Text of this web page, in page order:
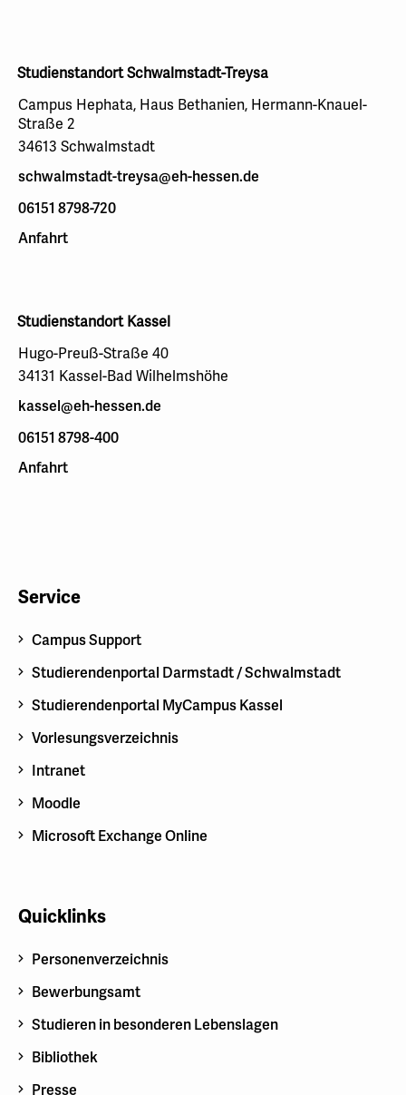
Studienstandort Schwalmstadt-Treysa
Campus Hephata, Haus Bethanien, Hermann-Knauel-
Straße 2
34613 Schwalmstadt
schwalmstadt-treysa@eh-hessen.de
06151 8798-720
Anfahrt
Studienstandort Kassel
Hugo-Preuß-Straße 40
34131 Kassel-Bad Wilhelmshöhe
kassel@eh-hessen.de
06151 8798-400
Anfahrt
Service
Campus Support
Studierendenportal Darmstadt / Schwalmstadt
Studierendenportal MyCampus Kassel
Vorlesungsverzeichnis
Intranet
Moodle
Microsoft Exchange Online
Quicklinks
Personenverzeichnis
Bewerbungsamt
Studieren in besonderen Lebenslagen
Bibliothek
Presse